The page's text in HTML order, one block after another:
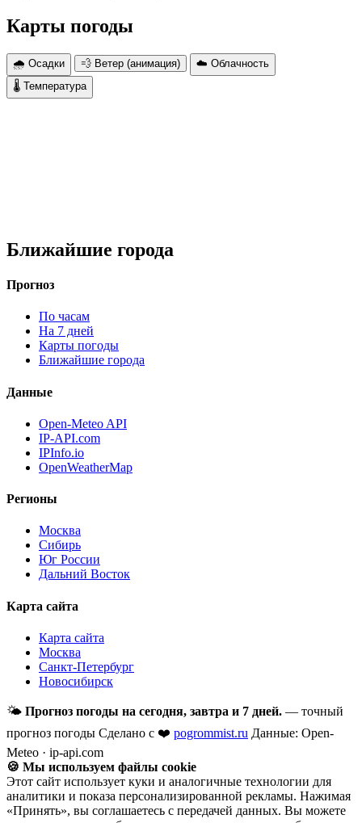
Карты погоды
🌧 Осадки 💨 Ветер (анимация)
☁️ Облачность
🌡 Температура
Ближайшие города
Прогноз
По часам
На 7 дней
Карты погоды
Ближайшие города
Данные
Open-Meteo API
IP-API.com
IPInfo.io
OpenWeatherMap
Регионы
Москва
Сибирь
Юг России
Дальний Восток
Карта сайта
Карта сайта
Москва
Санкт-Петербург
Новосибирск
🌤 Прогноз погоды на сегодня, завтра и 7 дней. — точный
прогноз погоды Сделано с ❤️ pogrommist.ru Данные: Open-
Meteo · ip-api.com
🍪 Мы используем файлы cookie
Этот сайт использует куки и аналогичные технологии для
аналитики и показа персонализированной рекламы. Нажимая
«Принять», вы соглашаетесь с передачей данных. Вы можете